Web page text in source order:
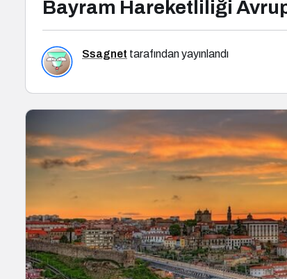
Bayram Hareketliliği
Ssagnet tarafından yayınlandı